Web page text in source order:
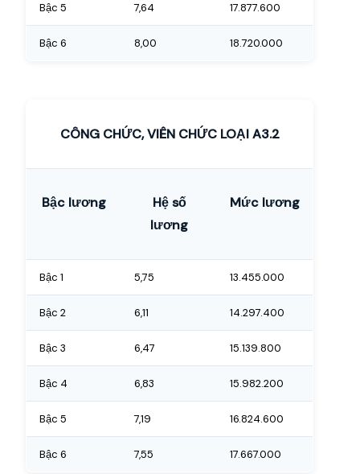
Bậc 5 7,64 17.877.600
Bậc 6 8,00 18.720.000
CÔNG CHỨC, VIÊN CHỨC LOẠI A3.2
Bậc lương
Hệ số
lương
Mức lương
Bậc 1 5,75 13.455.000
Bậc 2 6,11 14.297.400
Bậc 3 6,47 15.139.800
Bậc 4 6,83 15.982.200
Bậc 5 7,19 16.824.600
Bậc 6 7,55 17.667.000